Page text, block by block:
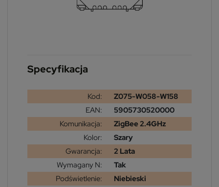
Specyfikacja
Kod:
Z075-W058-W158
EAN:
5905730520000
Komunikacja:
ZigBee 2.4GHz
Kolor:
Szary
Gwarancja:
2 Lata
Wymagany N:
Tak
Podświetlenie:
Niebieski